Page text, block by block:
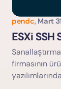
pendc, Mart
ESXi
firmasının